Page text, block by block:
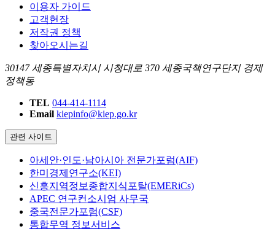
이용자 가이드
고객헌장
저작권 정책
찾아오시는길
30147 세종특별자치시 시청대로 370 세종국책연구단지 경제
정책동
TEL 044-414-1114
Email kiepinfo@kiep.go.kr
관련 사이트
아세안·인도·남아시아 전문가포럼(AIF)
한미경제연구소(KEI)
신흥지역정보종합지식포탈(EMERiCs)
APEC 연구컨소시엄 사무국
중국전문가포럼(CSF)
통합무역 정보서비스